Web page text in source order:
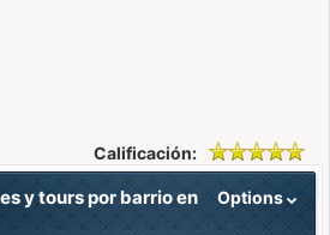
Calificación:
Options
y tours por barrio en